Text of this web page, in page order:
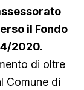
il Fondo
2020.
di oltre
Comune di